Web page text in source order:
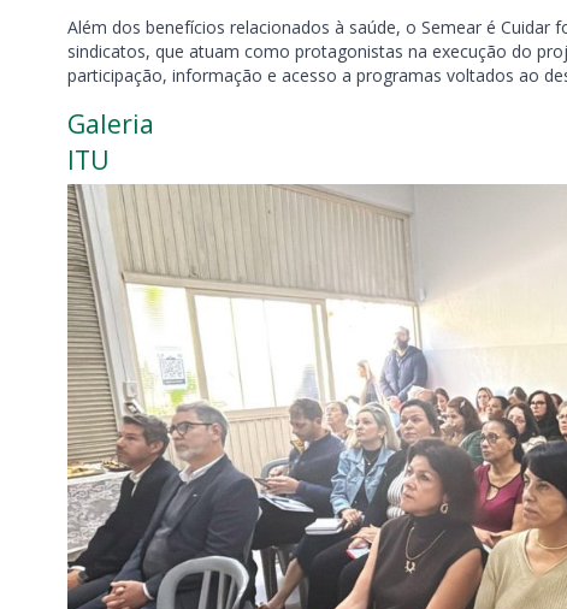
Além dos benefícios relacionados à saúde, o Semear é
sindicatos, que atuam como protagonistas na execução do
participação, informação e acesso a programas voltados ao
Galeria
ITU